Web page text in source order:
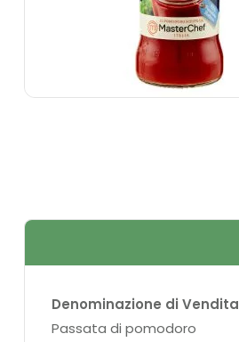
Denominazione di Vendita
Passata di pomodoro